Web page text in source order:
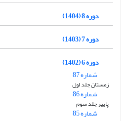
دوره 8 (1404)
دوره 7 (1403)
دوره 6 (1402)
شماره 87
زمستان جلد اول
شماره 86
پاییز جلد سوم
شماره 85